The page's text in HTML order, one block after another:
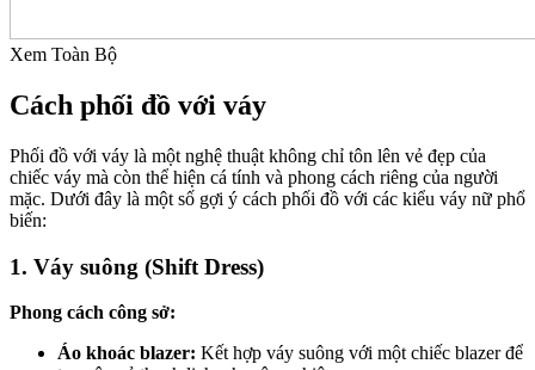
Xem Toàn Bộ
Cách phối đồ với váy
Phối đồ với váy là một nghệ thuật không chỉ tôn lên vẻ đẹp của
chiếc váy mà còn thể hiện cá tính và phong cách riêng của người
mặc. Dưới đây là một số gợi ý cách phối đồ với các kiểu váy nữ phổ
biến:
1. Váy suông (Shift Dress)
Phong cách công sở:
Áo khoác blazer: Kết hợp váy suông với một chiếc blazer để